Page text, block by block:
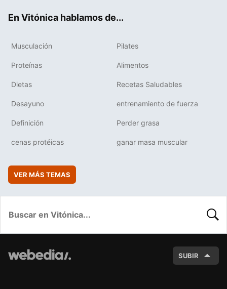
En Vitónica hablamos de...
Musculación Pilates
Proteínas Alimentos
Dietas Recetas Saludables
Desayuno entrenamiento de fuerza
Definición Perder grasa
cenas protéicas ganar masa muscular
VER MÁS TEMAS
SUBIR